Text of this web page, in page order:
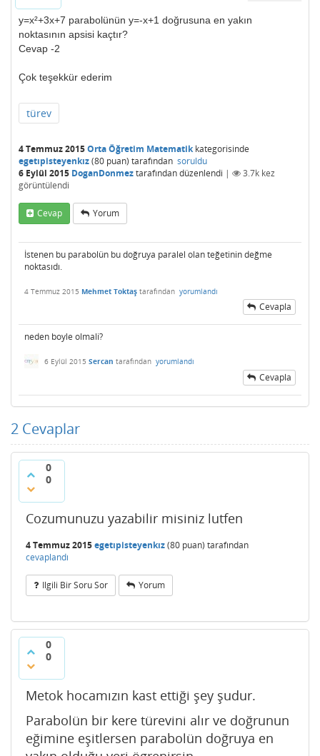
y=x²+3x+7 parabolünün y=-x+1 doğrusuna en yakın
noktasının apsisi kaçtır?
Cevap -2
Çok teşekkür ederim
türev
4 Temmuz 2015Orta Öğretim Matematikkategorisinde
egetıpisteyenkız(80 puan) tarafından soruldu
6 Eylül 2015 DoganDonmeztarafındandüzenlendi | 3.7k kez
görüntülendi
Cevap Yorum
İstenen bu parabolün bu doğruya paralel olan teğetinin değme
noktasıdı.
4 Temmuz 2015 Mehmet Toktaş tarafından yorumlandı
Cevapla
neden boyle olmali?
6 Eylül 2015 Sercan tarafından yorumlandı
Cevapla
2 Cevaplar
0
0
Cozumunuzu yazabilir misiniz lutfen
4 Temmuz 2015egetıpisteyenkız(80 puan) tarafından
cevaplandı
Ilgili Bir Soru Sor Yorum
0
0
Metok hocamızın kast ettiği şey şudur.
Parabolün bir kere türevini alır ve doğrunun
eğimine eşitlersen parabolün doğruya en